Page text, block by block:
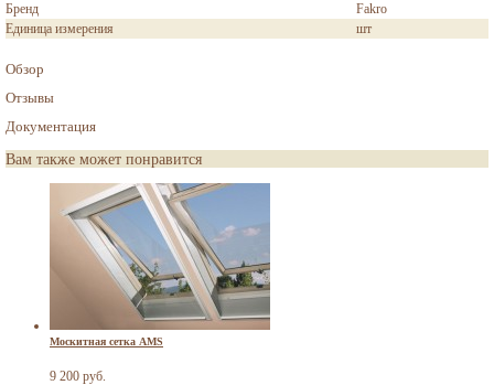
Бренд
Fakro
Единица измерения
шт
Обзор
Отзывы
Документация
Вам также может понравится
Москитная сетка AMS
9 200 руб.